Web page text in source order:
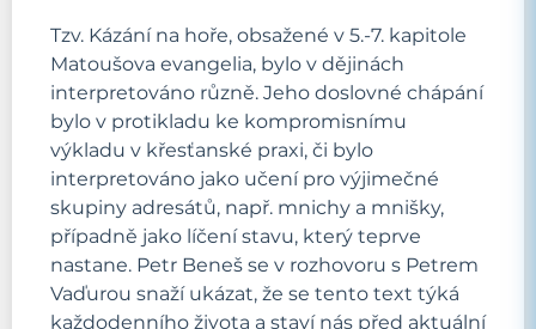
Tzv. Kázání na hoře, obsažené v 5.-7. kapitole
Matoušova evangelia, bylo v dějinách
interpretováno různě. Jeho doslovné chápání
bylo v protikladu ke kompromisnímu
výkladu v křesťanské praxi, či bylo
interpretováno jako učení pro výjimečné
skupiny adresátů, např. mnichy a mnišky,
případně jako líčení stavu, který teprve
nastane. Petr Beneš se v rozhovoru s Petrem
Vaďurou snaží ukázat, že se tento text týká
každodenního života a staví nás před aktuální